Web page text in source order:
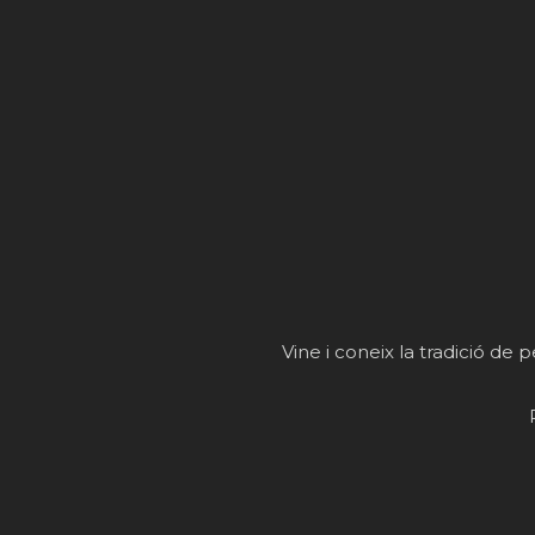
Vine i coneix la tradició de